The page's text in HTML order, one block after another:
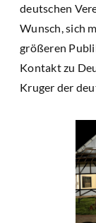
deutschen
Wunsch, sich
größeren
Kontakt zu
Kruger der